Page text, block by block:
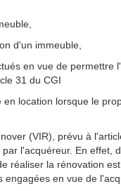
d'un immeuble,
en vue de permettre
31 du CGI
location lorsque le
(VIR), prévu à
l'acquéreur. En effet,
réaliser la rénovation
en vue de